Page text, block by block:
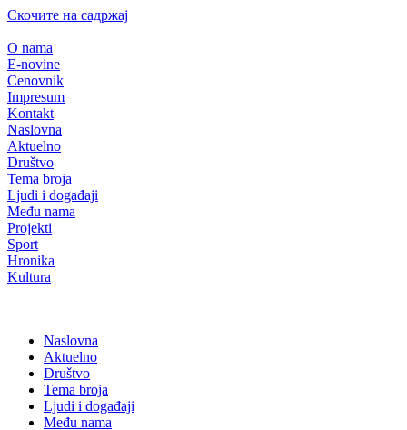
Скочите на садржај
O nama
E-novine
Cenovnik
Impresum
Kontakt
Naslovna
Aktuelno
Društvo
Tema broja
Ljudi i događaji
Među nama
Projekti
Sport
Hronika
Kultura
Naslovna
Aktuelno
Društvo
Tema broja
Ljudi i događaji
Među nama